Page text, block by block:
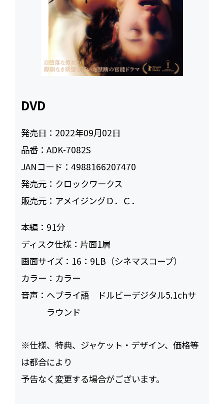
DVD
発売日： 2022年09月02日
品番：ADK-7082S
JANコード：4988166207470
発売元： クロックワークス
販売元： アメイジングＤ．Ｃ．
本編： 91
ディスク仕様： 片面1層
画面サイズ： 16：9LB（シネマスコープ）
カラー： カラー
音声： ヘブライ語 ドルビーデジタル5.1chサ
ラウンド
※仕様、特典、ジャケット・デザイン、価格等
は都合により
予告なく変更する場合がございます。